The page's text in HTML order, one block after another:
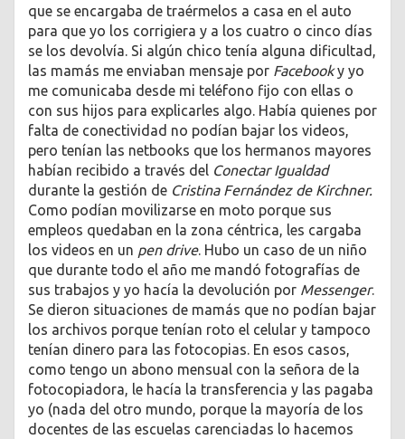
que se encargaba de traérmelos a casa en el auto
para que yo los corrigiera y a los cuatro o cinco días
se los devolvía. Si algún chico tenía alguna dificultad,
las mamás me enviaban mensaje por Facebooky yo
me comunicaba desde mi teléfono fijo con ellas o
con sus hijos para explicarles algo. Había quienes por
falta de conectividad no podían bajar los videos,
pero tenían las netbooks que los hermanos mayores
habían recibido a través del Conectar Igualdad
durante la gestión de Cristina Fernández de Kirchner.
Como podían movilizarse en moto porque sus
empleos quedaban en la zona céntrica, les cargaba
los videos en un pen drive. Hubo un caso de un niño
que durante todo el año me mandó fotografías de
sus trabajos y yo hacía la devolución por Messenger.
Se dieron situaciones de mamás que no podían bajar
los archivos porque tenían roto el celular y tampoco
tenían dinero para las fotocopias. En esos casos,
como tengo un abono mensual con la señora de la
fotocopiadora, le hacía la transferencia y las pagaba
yo (nada del otro mundo, porque la mayoría de los
docentes de las escuelas carenciadas lo hacemos